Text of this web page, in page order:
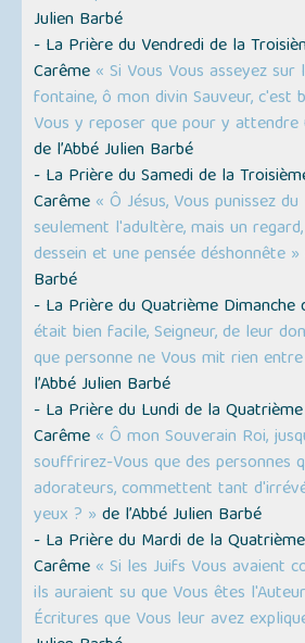
Julien Barbé
- La Prière du Vendredi de la
Carême « Si Vous Vous asseyez
fontaine, ô mon divin Sauveur, c'est
Vous y reposer que pour y attendre
de l’Abbé Julien Barbé
- La Prière du Samedi de la
Carême « Ô Jésus, Vous punissez
seulement l'adultère, mais un
dessein et une pensée déshonnête »
Barbé
- La Prière du Quatrième Dimanche
était bien facile, Seigneur, de leur
que personne ne Vous mit rien
l’Abbé Julien Barbé
- La Prière du Lundi de la
Carême « Ô mon Souverain Roi,
souffrirez-Vous que des personnes
adorateurs, commettent tant
yeux ? » de l’Abbé Julien Barbé
- La Prière du Mardi de la
Carême « Si les Juifs Vous avaient
ils auraient su que Vous êtes
Écritures que Vous leur avez